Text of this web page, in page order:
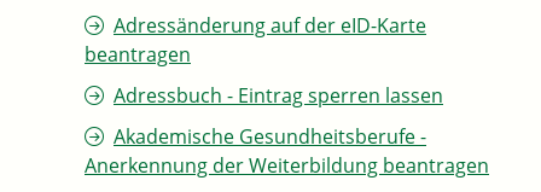
Adressänderung auf der eID-Karte
beantragen
Adressbuch - Eintrag sperren lassen
Akademische Gesundheitsberufe -
Anerkennung der Weiterbildung beantragen